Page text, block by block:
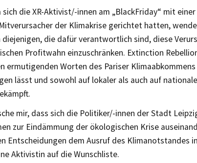
sich die XR-Aktivist/-innen am „BlackFriday“ mit
der Klimakrise gerichtet hatten,
die dafür verantwortlich sind, diese
Profitwahn einzuschränken. Extinction
ermutigenden Worten des Pariser
lässt und sowohl auf lokaler als auch auf
mir, dass sich die Politiker/-innen der Stadt
zur Eindämmung der ökologischen Krise
Entscheidungen dem Ausruf des Klimanotstandes
Aktivistin auf die Wunschliste.